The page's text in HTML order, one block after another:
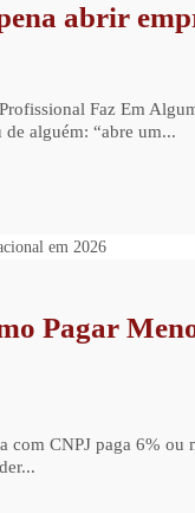
abrir
Faz Em
alguém: “abre um...
Pagar
com CNPJ paga 6% ou